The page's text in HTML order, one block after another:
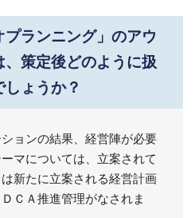
プランニング」のアウ
、策定後どのように扱
ょうか？
ョンの結果、経営陣が必要
マについては、立案されて
新たに立案される経営計画
ＣＡ推進管理がなされま